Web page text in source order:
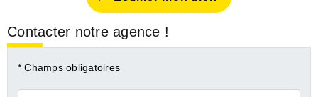
Contacter notre agence !
* Champs obligatoires